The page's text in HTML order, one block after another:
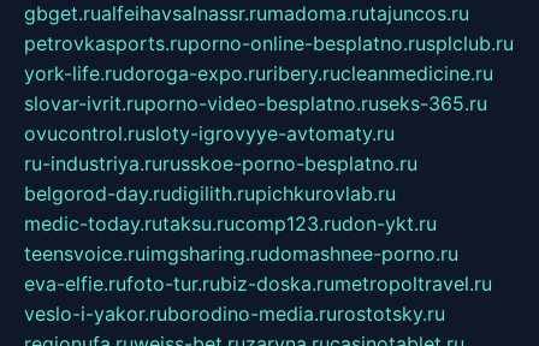
gbget.rualfeihavsalnassr.rumadoma.rutajuncos.ru
petrovkasports.ruporno-online-besplatno.rusplclub.ru
york-life.rudoroga-expo.ruribery.rucleanmedicine.ru
slovar-ivrit.ruporno-video-besplatno.ruseks-365.ru
ovucontrol.rusloty-igrovyye-avtomaty.ru
ru-industriya.rurusskoe-porno-besplatno.ru
belgorod-day.rudigilith.rupichkurovlab.ru
medic-today.rutaksu.rucomp123.rudon-ykt.ru
teensvoice.ruimgsharing.rudomashnee-porno.ru
eva-elfie.rufoto-tur.rubiz-doska.rumetropoltravel.ru
veslo-i-yakor.ruborodino-media.rurostotsky.ru